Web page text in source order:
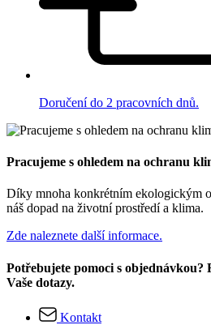
Doručení do 2 pracovních dnů.
Pracujeme s ohledem na ochranu
Díky mnoha konkrétním ekologickým
náš dopad na životní prostředí a klima.
Zde naleznete další informace.
Potřebujete pomoci s objednávkou?
Vaše dotazy.
Kontakt